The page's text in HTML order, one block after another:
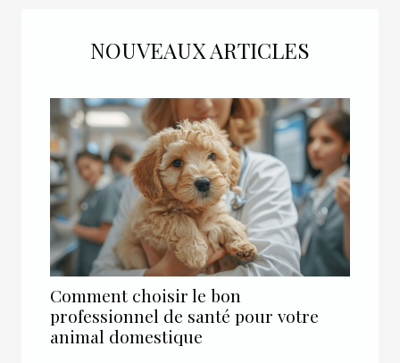
NOUVEAUX ARTICLES
Comment choisir le bon
professionnel de santé pour votre
animal domestique